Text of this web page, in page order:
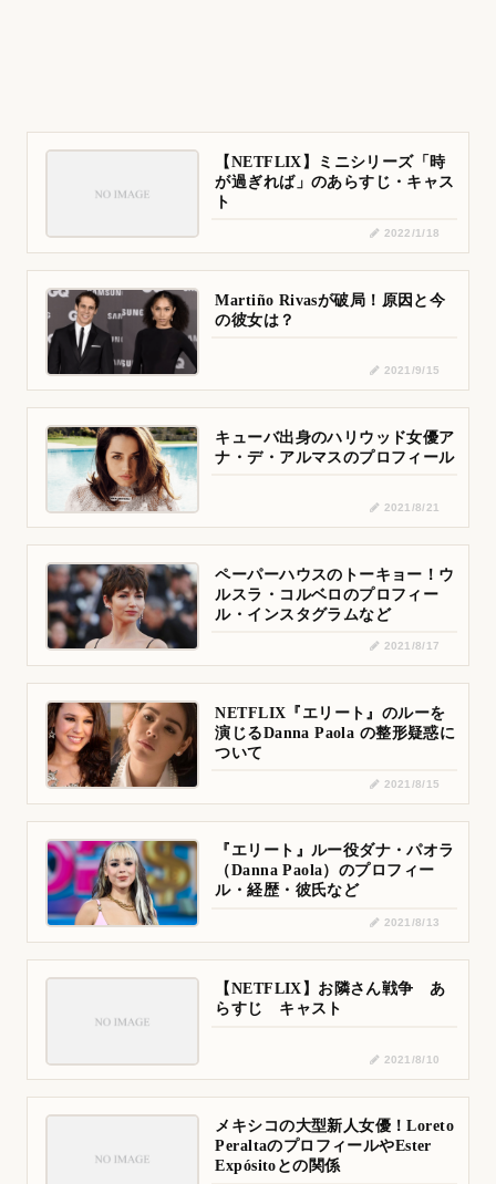
【NETFLIX】ミニシリーズ「時
が過ぎれば」のあらすじ・キャス
ト
2022/1/18
Martiño Rivasが破局！原因と今
の彼女は？
2021/9/15
キューバ出身のハリウッド女優ア
ナ・デ・アルマスのプロフィール
2021/8/21
ペーパーハウスのトーキョー！ウ
ルスラ・コルベロのプロフィー
ル・インスタグラムなど
2021/8/17
NETFLIX『エリート』のルーを
演じるDanna Paola の整形疑惑に
ついて
2021/8/15
『エリート』ルー役ダナ・パオラ
（Danna Paola）のプロフィー
ル・経歴・彼氏など
2021/8/13
【NETFLIX】お隣さん戦争 あ
らすじ キャスト
2021/8/10
メキシコの大型新人女優！Loreto
PeraltaのプロフィールやEster
Expósitoとの関係